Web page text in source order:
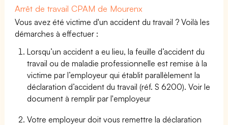
Arrêt de travail CPAM de Mourenx
Vous avez été victime d'un accident du travail ? Voilà les
démarches à effectuer :
Lorsqu’un accident a eu lieu, la feuille d’accident du
travail ou de maladie professionnelle est remise à la
victime par l’employeur qui établit parallèlement la
déclaration d’accident du travail (réf. S 6200). Voir le
document à remplir par l'employeur
Votre employeur doit vous remettre la déclaration